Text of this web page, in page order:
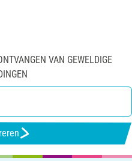
VAN GEWELDIGE